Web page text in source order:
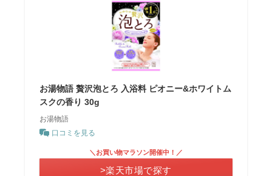
お湯物語 贅沢泡とろ 入浴料 ピオニー&ホワイトム
スクの香り 30g
お湯物語
口コミを見る
＼お買い物マラソン開催中！／
>楽天市場で探す